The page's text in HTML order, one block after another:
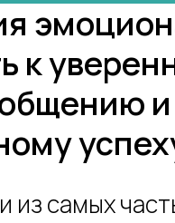
к
и
из самых